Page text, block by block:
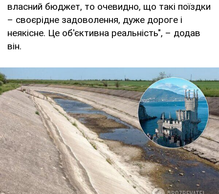
власний бюджет, то очевидно, що такі поїздки
– своєрідне задоволення, дуже дороге і
неякісне. Це об'єктивна реальність", – додав
він.